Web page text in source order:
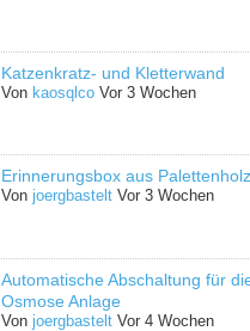
Katzenkratz- und Kletterwand
Vonkaosqlco Vor 3 Wochen
Erinnerungsbox aus Palettenholz
Vonjoergbastelt Vor 3 Wochen
Automatische Abschaltung für
Osmose Anlage
Vonjoergbastelt Vor 4 Wochen